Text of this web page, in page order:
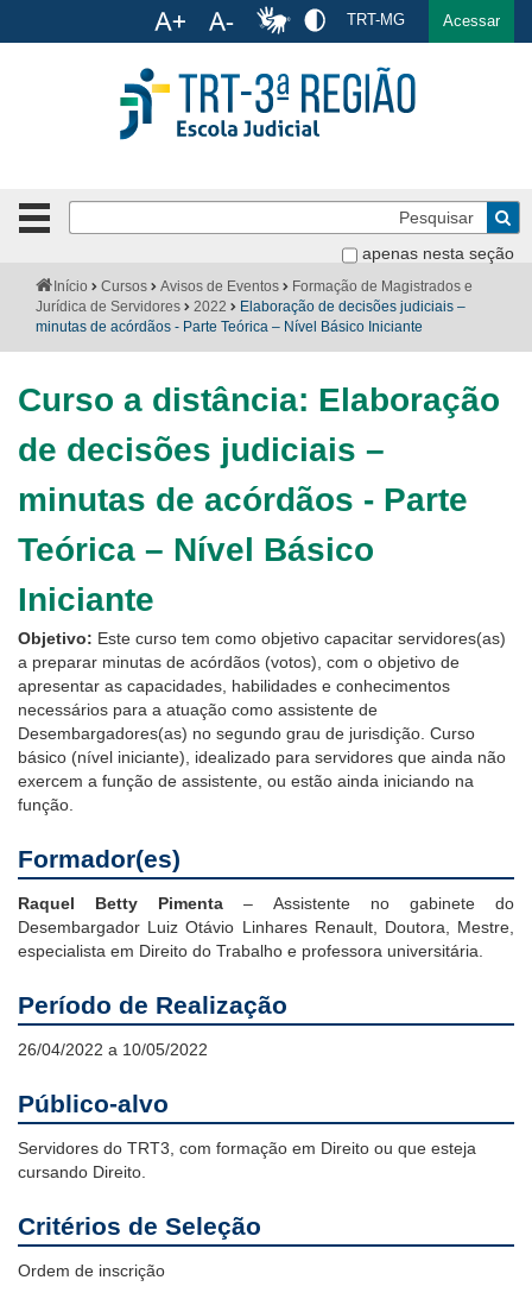
Ir para o menu Ir para a busca Ir para o rodapé
TRT-MG Acessar
Português
apenas nesta seção
Botão
de
clique
para
abrir
fechar
menu
Institucional
Formulários
Calendário
Cursos
Publicações
Notícias
Contato
Você
está
aqui:
Início Cursos Avisos de Eventos
Formação de Magistrados e
Jurídica de Servidores
2022
Elaboração de decisões judiciais –
minutas de acórdãos - Parte Teórica – Nível Básico Iniciante
Curso a distância: Elaboração
de decisões judiciais –
minutas de acórdãos - Parte
Teórica – Nível Básico
Iniciante
Objetivo: Este curso tem como objetivo capacitar servidores(as)
a preparar minutas de acórdãos (votos), com o objetivo de
apresentar as capacidades, habilidades e conhecimentos
necessários para a atuação como assistente de
Desembargadores(as) no segundo grau de jurisdição. Curso
básico (nível iniciante), idealizado para servidores que ainda não
exercem a função de assistente, ou estão ainda iniciando na
função.
Formador(es)
Raquel Betty Pimenta – Assistente no gabinete do
Desembargador Luiz Otávio Linhares Renault, Doutora, Mestre,
especialista em Direito do Trabalho e professora universitária.
Período de Realização
26/04/2022 a 10/05/2022
Público-alvo
Servidores do TRT3, com formação em Direito ou que esteja
cursando Direito.
Critérios de Seleção
Ordem de inscrição